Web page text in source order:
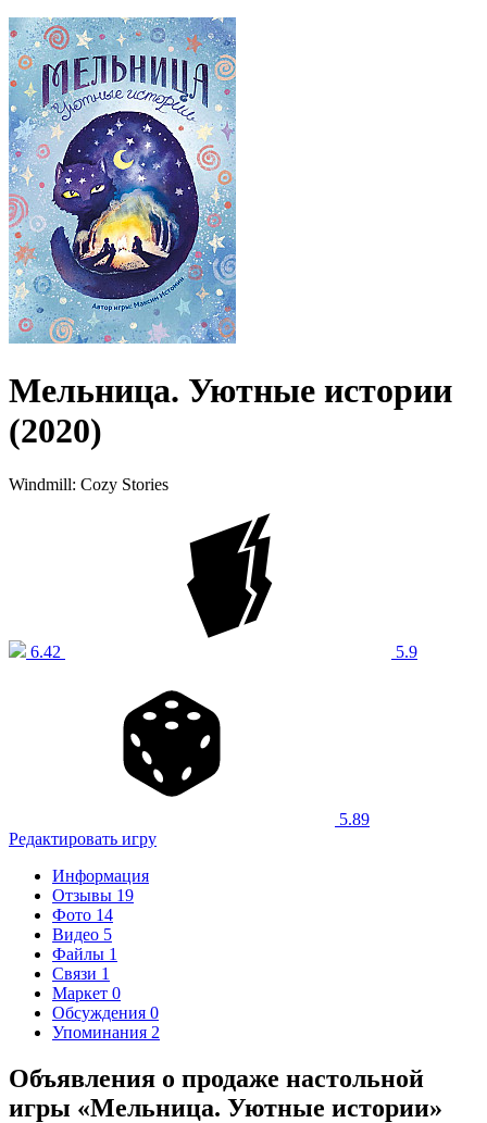
Мельница. Уютные истории
(2020)
Windmill: Cozy Stories
6.42 5.9
5.89
Редактировать игру
Информация
Отзывы 19
Фото 14
Видео 5
Файлы 1
Связи 1
Маркет 0
Обсуждения 0
Упоминания 2
Объявления о продаже настольной
игры «Мельница. Уютные истории»